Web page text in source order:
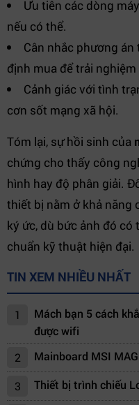
Ưu tiên các dòng
nếu có thể.
Cân nhắc phương
định mua để trải
Cảnh giác với tình
cơn sốt mạng xã hội.
Tóm lại, sự hồi sinh của
chứng cho thấy công
hình hay độ phân giải.
thiết bị nằm ở khả năng
ký ức, dù bức ảnh đó
chuẩn kỹ thuật hiện đại.
TIN XEM NHIỀU NHẤT
1
Mách bạn 5 cách
được wifi
2
Mainboard MSI
3 Thiết bị trình chiếu